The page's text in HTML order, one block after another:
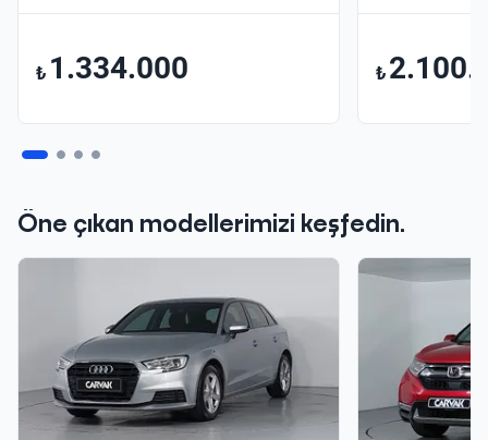
₺ 1.334.000 ₺
Öne çıkan modellerimizi keşfedin.